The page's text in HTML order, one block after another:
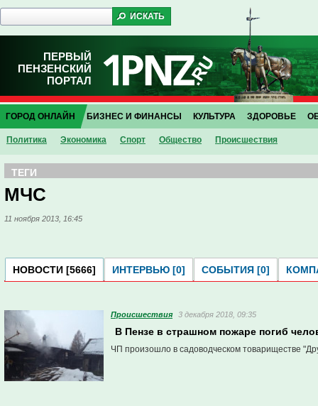
ПЕРВЫЙ
ПЕНЗЕНСКИЙ
ПОРТАЛ
ГОРОД ОНЛАЙН
Политика Экономика Спорт Общество Проиcшествия
БИЗНЕС И ФИНАНСЫ КУЛЬТУРА ЗДОРОВЬЕ
ТЕГИ
МЧС
11 ноября 2013, 16:45
НОВОСТИ [5666] ИНТЕРВЬЮ [0] СОБЫТИЯ [0]
Проиcшествия 3 декабря 2018, 09:35
В Пензе в страшном пожаре погиб
ЧП произошло в садоводческом товариществе